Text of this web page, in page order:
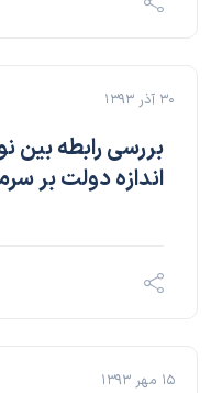
۳۰ آذر ۱۳۹۳
بررسی رابطه بین
اندازه دولت بر
۱۵ مهر ۱۳۹۳